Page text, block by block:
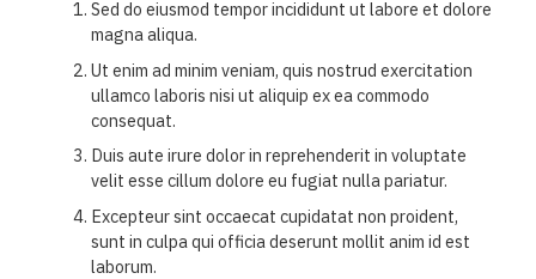
Sed do eiusmod tempor incididunt ut labore et dolore
magna aliqua.
Ut enim ad minim veniam, quis nostrud exercitation
ullamco laboris nisi ut aliquip ex ea commodo
consequat.
Duis aute irure dolor in reprehenderit in voluptate
velit esse cillum dolore eu fugiat nulla pariatur.
Excepteur sint occaecat cupidatat non proident,
sunt in culpa qui officia deserunt mollit anim id est
laborum.